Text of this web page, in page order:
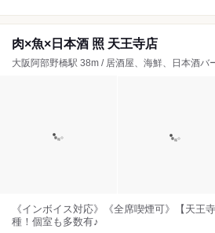
肉×魚×日本酒 照 天王寺店
大阪阿部野橋駅 38m / 居酒屋、海鮮、日本酒バ
《インボイス対応》《全席喫煙可》【天王
種！個室も多数有♪